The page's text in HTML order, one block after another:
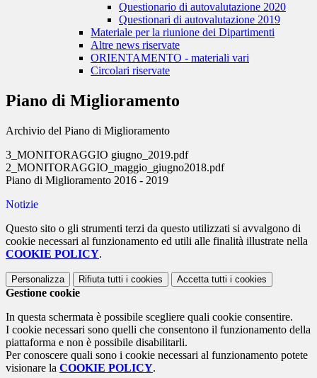
Questionario di autovalutazione 2020
Questionari di autovalutazione 2019
Materiale per la riunione dei Dipartimenti
Altre news riservate
ORIENTAMENTO - materiali vari
Circolari riservate
Piano di Miglioramento
Archivio del Piano di Miglioramento
3_MONITORAGGIO giugno_2019.pdf
2_MONITORAGGIO_maggio_giugno2018.pdf
Piano di Miglioramento 2016 - 2019
Notizie
Questo sito o gli strumenti terzi da questo utilizzati si avvalgono di
cookie necessari al funzionamento ed utili alle finalità illustrate nella
COOKIE POLICY.
Personalizza Rifiuta tutti i cookies Accetta tutti i cookies
Gestione cookie
In questa schermata è possibile scegliere quali cookie consentire.
I cookie necessari sono quelli che consentono il funzionamento della
piattaforma e non è possibile disabilitarli.
Per conoscere quali sono i cookie necessari al funzionamento potete
visionare la COOKIE POLICY.